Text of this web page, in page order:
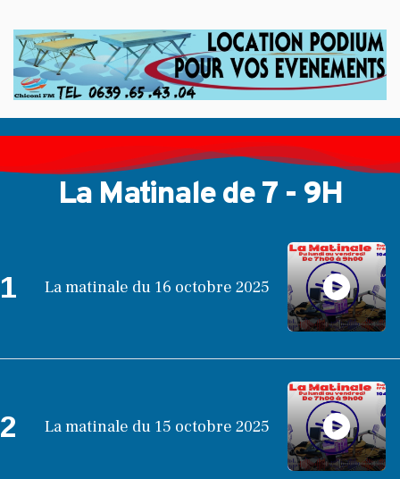
La Matinale de 7 - 9H
1 La matinale du 16 octobre 2025
2 La matinale du 15 octobre 2025